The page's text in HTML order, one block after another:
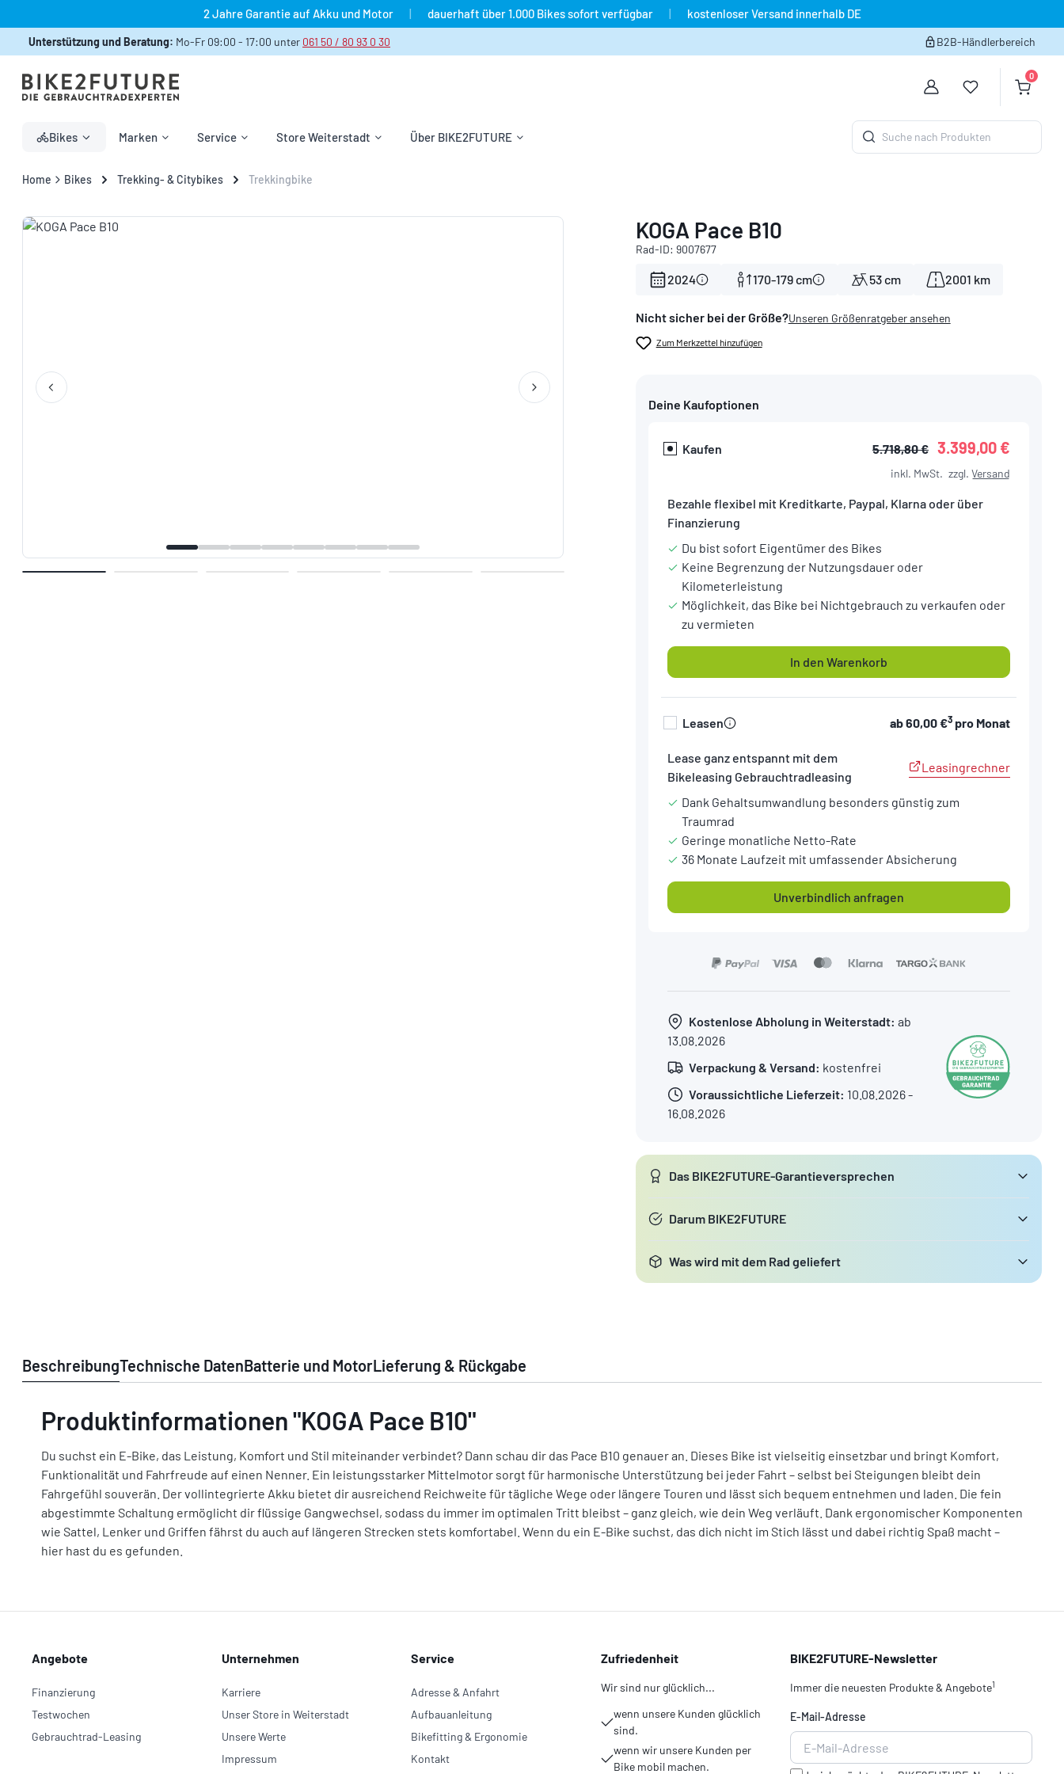
2 Jahre Garantie auf Akku und Motor | dauerhaft über 1.000 Bikes sofort verfügbar | kostenloser Versand innerhalb DE
Unterstützung und Beratung: Mo-Fr 09:00 - 17:00 unter 061 50 / 80 93 0 30 B2B-Händlerbereich
Du hast 0
0
Bikes Marken Service Store Weiterstadt Über BIKE2FUTURE
Suche nach Produkten
Home Bikes Trekking- & Citybikes Trekkingbike
Bildergalerie überspringen KOGA Pace B10
Rad-ID: 9007677
2024 170-179 cm 53 cm 2001 km
Nicht sicher bei der Größe?Unseren Größenratgeber ansehen
Zum Merkzettel hinzufügen
Deine Kaufoptionen
Kaufen 5.718,80 € 3.399,00 €
inkl. MwSt. zzgl. Versand
Bezahle flexibel mit Kreditkarte, Paypal, Klarna oder über
Finanzierung
Du bist sofort Eigentümer des Bikes
Keine Begrenzung der Nutzungsdauer oder
Kilometerleistung
Möglichkeit, das Bike bei Nichtgebrauch zu verkaufen oder
zu vermieten
In den Warenkorb
Leasen ab60,00 €3pro Monat
Lease ganz entspannt mit dem
Bikeleasing Gebrauchtradleasing
Leasingrechner
Dank Gehaltsumwandlung besonders günstig zum
Traumrad
Geringe monatliche Netto-Rate
36 Monate Laufzeit mit umfassender Absicherung
Unverbindlich anfragen
Kostenlose Abholung in Weiterstadt: ab
13.08.2026
Verpackung & Versand: kostenfrei
Voraussichtliche Lieferzeit: 10.08.2026 -
16.08.2026
Das BIKE2FUTURE-Garantieversprechen
Darum BIKE2FUTURE
Was wird mit dem Rad geliefert
BeschreibungTechnische DatenBatterie und MotorLieferung & Rückgabe
Produktinformationen "KOGA Pace B10"
Du suchst ein E-Bike, das Leistung, Komfort und Stil miteinander verbindet? Dann schau dir das Pace B10 genauer an. Dieses Bike ist vielseitig einsetzbar und bringt Komfort,
Funktionalität und Fahrfreude auf einen Nenner. Ein leistungsstarker Mittelmotor sorgt für harmonische Unterstützung bei jeder Fahrt – selbst bei Steigungen bleibt dein
Fahrgefühl souverän. Der vollintegrierte Akku bietet dir ausreichend Reichweite für tägliche Wege oder längere Touren und lässt sich bequem entnehmen und laden. Die fein
abgestimmte Schaltung ermöglicht dir flüssige Gangwechsel, sodass du immer im optimalen Tritt bleibst – ganz gleich, wie dein Weg verläuft. Dank ergonomischer Komponenten
wie Sattel, Lenker und Griffen fährst du auch auf längeren Strecken stets komfortabel. Wenn du ein E-Bike suchst, das dich nicht im Stich lässt und dabei richtig Spaß macht –
hier hast du es gefunden.
Angebote
Finanzierung
Testwochen
Gebrauchtrad-Leasing
Unternehmen
Karriere
Unser Store in Weiterstadt
Unsere Werte
Impressum
Service
Adresse & Anfahrt
Aufbauanleitung
Bikefitting & Ergonomie
Kontakt
Zufriedenheit
Wir sind nur glücklich...
wenn unsere Kunden glücklich
sind.
wenn wir unsere Kunden per
Bike mobil machen.
BIKE2FUTURE-Newsletter
Immer die neuesten Produkte & Angebote1
E-Mail-Adresse